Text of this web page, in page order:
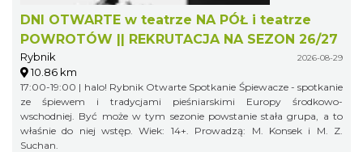
DNI OTWARTE w teatrze NA PÓŁ i teatrze
POWROTÓW || REKRUTACJA NA SEZON 26/27
Rybnik 2026-08-29
10.86 km
17:00-19:00 | halo! Rybnik Otwarte Spotkanie Śpiewacze - spotkanie
ze śpiewem i tradycjami pieśniarskimi Europy środkowo-
wschodniej. Być może w tym sezonie powstanie stała grupa, a to
właśnie do niej wstęp. Wiek: 14+. Prowadzą: M. Konsek i M. Z.
Suchan.